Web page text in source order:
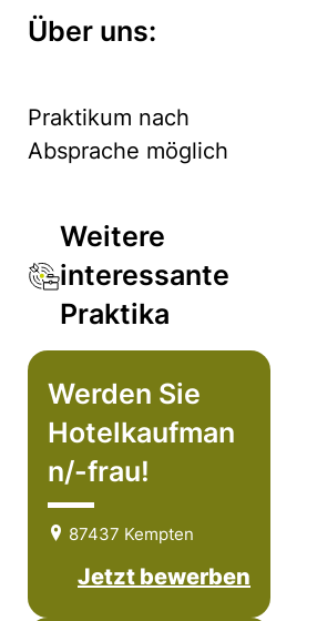
Über uns:
Praktikum nach
Absprache möglich
Weitere
interessante
Praktika
Werden Sie
Hotelkaufman
n/-frau!
87437 Kempten
Jetzt bewerben